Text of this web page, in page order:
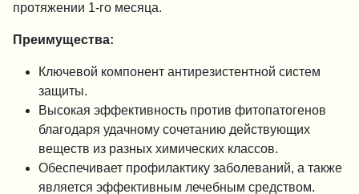
протяжении 1-го месяца.
Преимущества:
Ключевой компонент антирезистентной систем
защиты.
Высокая эффективность против фитопатогенов
благодаря удачному сочетанию действующих
веществ из разных химических классов.
Обеспечивает профилактику заболеваний, а также
является эффективным лечебным средством.